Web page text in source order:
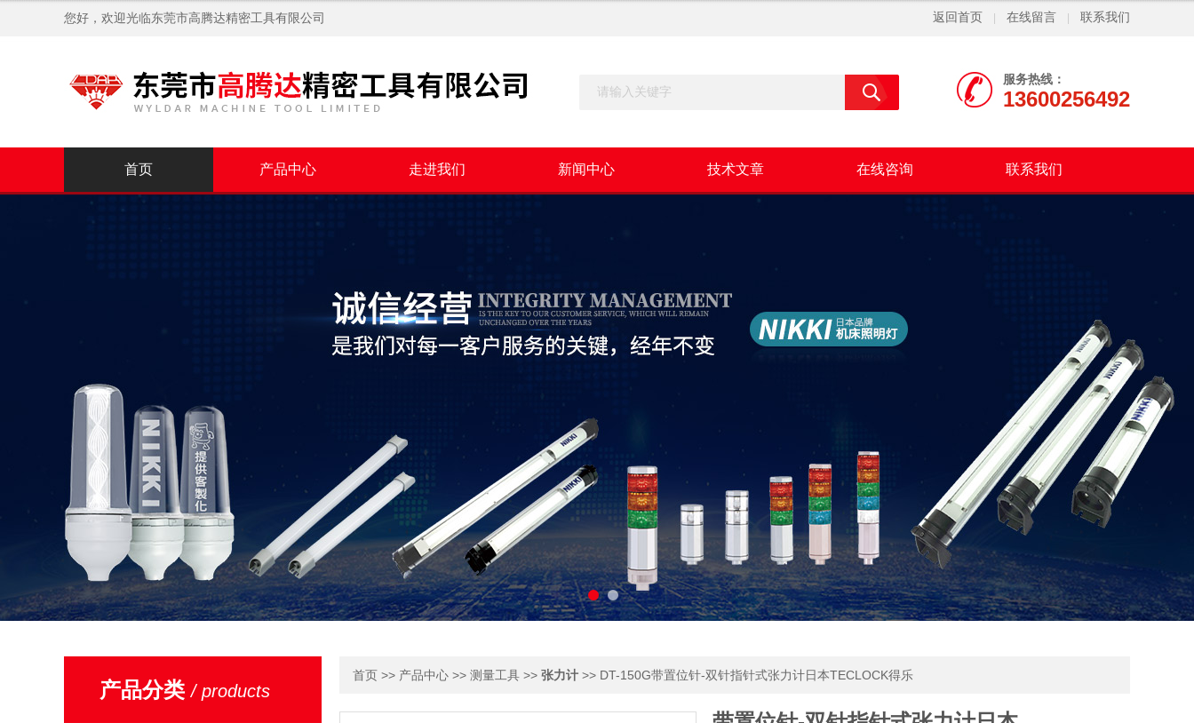
您好，欢迎光临东莞市高腾达精密工具有限公司 返回首页 在线留言 联系我们
服务热线：
13600256492
首页 产品中心 走进我们 新闻中心 技术文章 在线咨询 联系我们
产品分类/ products
首页 >> 产品中心 >> 测量工具 >> 张力计 >> DT-150G带置位针-双针指针式张力计日本TECLOCK得乐